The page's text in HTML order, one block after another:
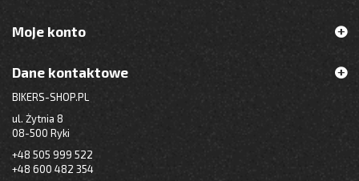
Moje konto
Dane kontaktowe
BIKERS-SHOP.PL
ul. Żytnia 8
08-500 Ryki
+48 505 999 522
+48 600 482 354